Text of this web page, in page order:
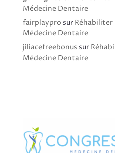
Médecine Dentaire
fairplaypro sur Réhabiliter
Médecine Dentaire
jiliacefreebonus sur
Médecine Dentaire